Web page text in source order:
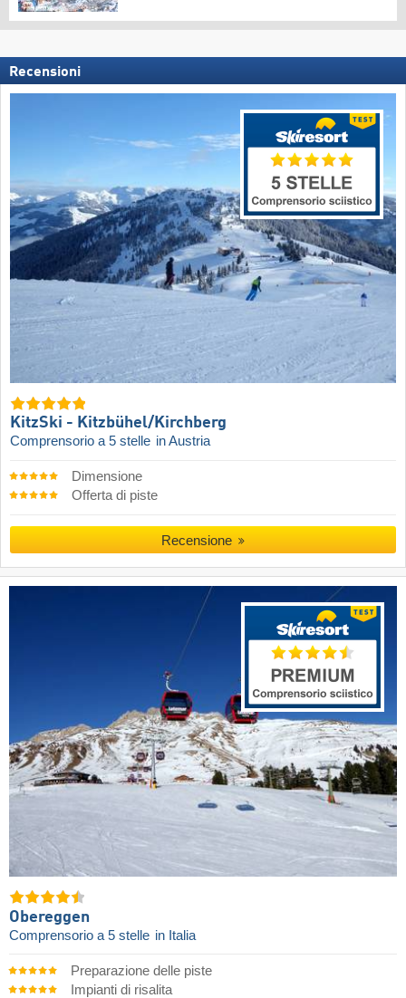
Recensioni
KitzSki - Kitzbühel/​Kirchberg
Comprensorio a 5 stelle in Austria
Dimensione
Offerta di piste
Recensione
Obereggen
Comprensorio a 5 stelle in Italia
Preparazione delle piste
Impianti di risalita